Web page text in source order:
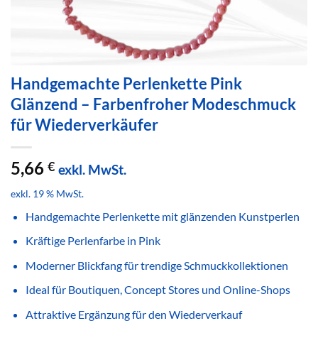
Handgemachte Perlenkette Pink
Glänzend – Farbenfroher Modeschmuck
für Wiederverkäufer
5,66 € exkl. MwSt.
exkl. 19 % MwSt.
Handgemachte Perlenkette mit glänzenden Kunstperlen
Kräftige Perlenfarbe in Pink
Moderner Blickfang für trendige Schmuckkollektionen
Ideal für Boutiquen, Concept Stores und Online-Shops
Attraktive Ergänzung für den Wiederverkauf